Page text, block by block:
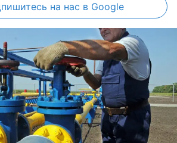
на нас в Google